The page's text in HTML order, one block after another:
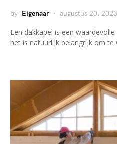
by Eigenaar augustus 20, 2023
Een dakkapel is een
het is natuurlijk belangrijk om